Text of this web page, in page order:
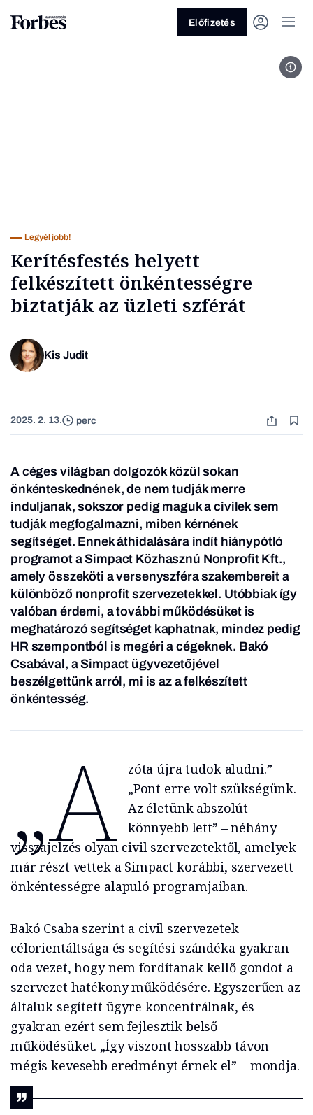
Üzlet
Előfizetés
Legyél jobb!
Kerítésfestés helyett
felkészített önkéntességre
biztatják az üzleti szférát
Kis Judit
2025. 2. 13. perc
A céges világban dolgozók közül sokan
önkénteskednének, de nem tudják merre
induljanak, sokszor pedig maguk a civilek sem
tudják megfogalmazni, miben kérnének
segítséget. Ennek áthidalására indít hiánypótló
programot a Simpact Közhasznú Nonprofit Kft.,
amely összeköti a versenyszféra szakembereit a
különböző nonprofit szervezetekkel. Utóbbiak így
valóban érdemi, a további működésüket is
meghatározó segítséget kaphatnak, mindez pedig
HR szempontból is megéri a cégeknek. Bakó
Csabával, a Simpact ügyvezetőjével
beszélgettünk arról, mi is az a felkészített
önkéntesség.
„A
zóta újra tudok aludni.”
„Pont erre volt szükségünk.
Az életünk abszolút
könnyebb lett” – néhány
visszajelzés olyan civil szervezetektől, amelyek
már részt vettek a Simpact korábbi, szervezett
önkéntességre alapuló programjaiban.
Bakó Csaba szerint a civil szervezetek
célorientáltsága és segítési szándéka gyakran
oda vezet, hogy nem fordítanak kellő gondot a
szervezet hatékony működésére. Egyszerűen az
általuk segített ügyre koncentrálnak, és
gyakran ezért sem fejlesztik belső
működésüket. „Így viszont hosszabb távon
mégis kevesebb eredményt érnek el” – mondja.